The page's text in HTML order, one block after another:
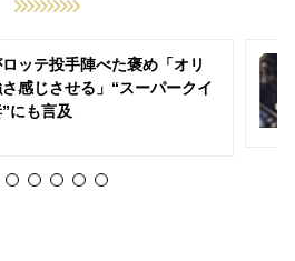
ッテ投手陣べた褒め「オリ
さ感じさせる」“スーパークイ
にも言及